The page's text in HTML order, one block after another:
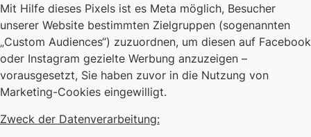
Mit Hilfe dieses Pixels ist es Meta möglich, Besucher
unserer Website bestimmten Zielgruppen (sogenannten
„Custom Audiences“) zuzuordnen, um diesen auf Facebook
oder Instagram gezielte Werbung anzuzeigen –
vorausgesetzt, Sie haben zuvor in die Nutzung von
Marketing-Cookies eingewilligt.
Zweck der Datenverarbeitung: